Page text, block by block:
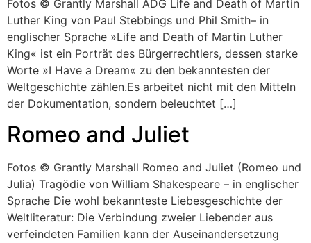
Fotos © Grantly Marshall ADG Life and Death of Martin
Luther King von Paul Stebbings und Phil Smith– in
englischer Sprache »Life and Death of Martin Luther
King« ist ein Porträt des Bürgerrechtlers, dessen starke
Worte »I Have a Dream« zu den bekanntesten der
Weltgeschichte zählen.Es arbeitet nicht mit den Mitteln
der Dokumentation, sondern beleuchtet […]
Romeo and Juliet
Fotos © Grantly Marshall Romeo and Juliet (Romeo und
Julia) Tragödie von William Shakespeare – in englischer
Sprache Die wohl bekannteste Liebesgeschichte der
Weltliteratur: Die Verbindung zweier Liebender aus
verfeindeten Familien kann der Auseinandersetzung